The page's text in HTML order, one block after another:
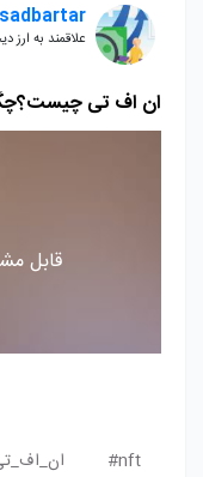
علاقمند به ارز
ان اف تی
قابل
nft#